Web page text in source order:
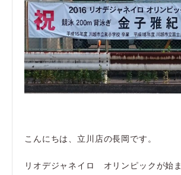
こんにちは、立川店の長岡です。
リオデジャネイロ オリンピックが始ま